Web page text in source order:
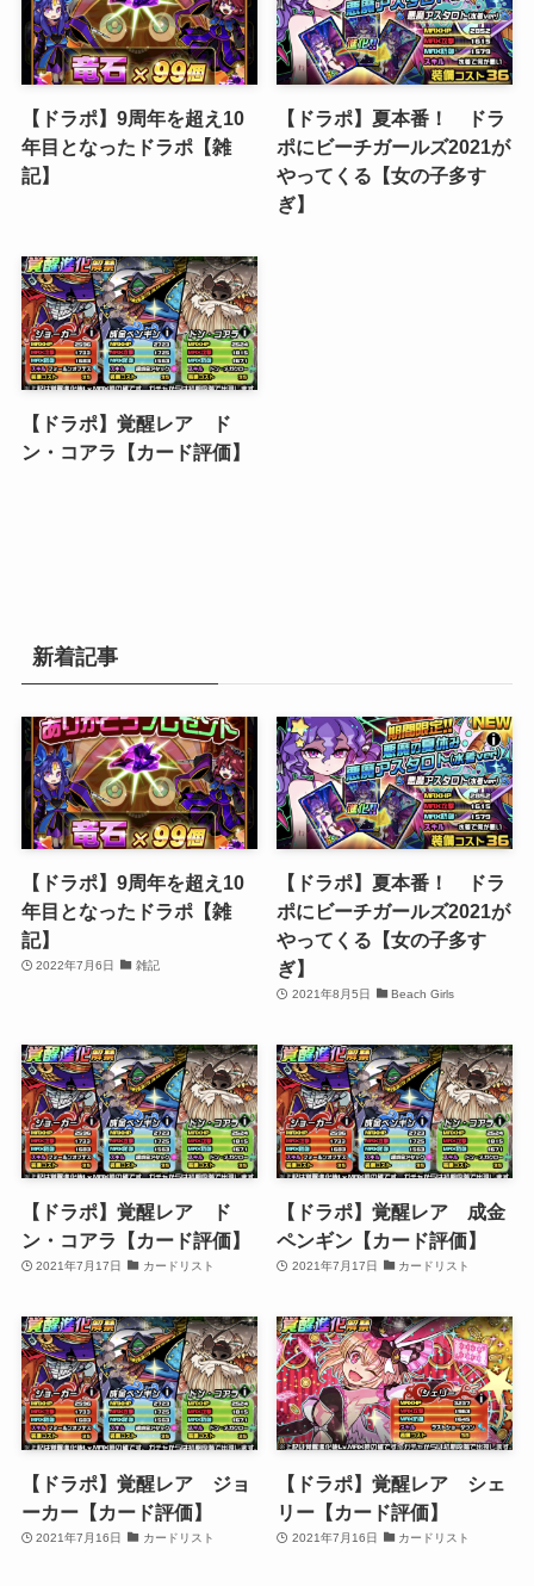
【ドラポ】9周年を超え10
年目となったドラポ【雑
記】
【ドラポ】夏本番！ ドラ
ポにビーチガールズ2021が
やってくる【女の子多す
ぎ】
【ドラポ】覚醒レア ド
ン・コアラ【カード評価】
新着記事
【ドラポ】9周年を超え10
年目となったドラポ【雑
記】
2022年7月6日 雑記
【ドラポ】夏本番！ ドラ
ポにビーチガールズ2021が
やってくる【女の子多す
ぎ】
2021年8月5日 Beach Girls
【ドラポ】覚醒レア ド
ン・コアラ【カード評価】
2021年7月17日 カードリスト
【ドラポ】覚醒レア 成金
ペンギン【カード評価】
2021年7月17日 カードリスト
【ドラポ】覚醒レア ジョ
ーカー【カード評価】
2021年7月16日 カードリスト
【ドラポ】覚醒レア シェ
リー【カード評価】
2021年7月16日 カードリスト